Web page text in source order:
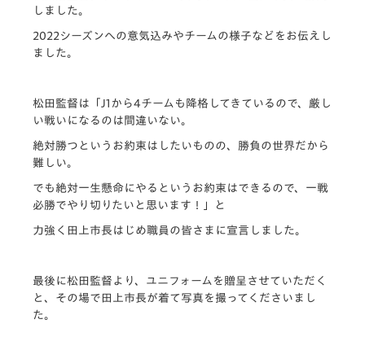
しました。
2022シーズンへの意気込みやチームの様子などをお伝えし
ました。
松田監督は「J1から4チームも降格してきているので、厳し
い戦いになるのは間違いない。
絶対勝つというお約束はしたいものの、勝負の世界だから
難しい。
でも絶対一生懸命にやるというお約束はできるので、一戦
必勝でやり切りたいと思います！」と
力強く田上市長はじめ職員の皆さまに宣言しました。
最後に松田監督より、ユニフォームを贈呈させていただく
と、その場で田上市長が着て写真を撮ってくださいまし
た。